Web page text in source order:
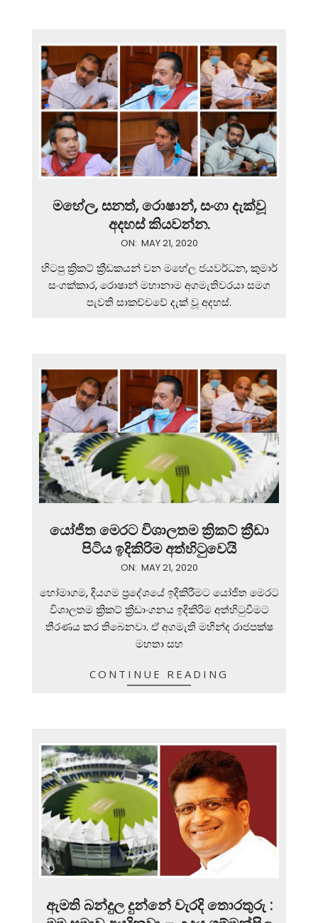
මහේල, සනත්, රොෂාන්, සංගා දැක්වූ
අදහස් කියවන්න.
21
ON: MAY 21, 2020
හිටපු ක්‍රිකට් ක්‍රීඩකයන් වන මහේල ජයවර්ධන, කුමාර්
සංගක්කාර, රොෂාන් මහානාම අගමැතිවරයා සමග
පැවති සාකච්චවේ දැක් වූ අදහස්.
යෝජිත මෙරට විශාලතම ක්‍රිකට් ක්‍රීඩා
පිටිය ඉදිකිරිම අත්හිටුවෙයි
21
ON: MAY 21, 2020
හෝමාගම, දියගම ප්‍රදේශයේ ඉදිකිරීමට යෝජිත මෙරට
විශාලතම ක්‍රිකට් ක්‍රීඩාංගනය ඉදිකිරිම අත්හිටුවීමට
තීරණය කර තිබෙනවා. ඒ අගමැති මහින්ද රාජපක්ෂ
මහතා සහ
CONTINUE READING
ඇමති බන්දුල දුන්නේ වැරදි තොරතුරු :